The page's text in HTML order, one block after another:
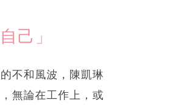
己」
不和風波，陳凱琳
無論在工作上，或